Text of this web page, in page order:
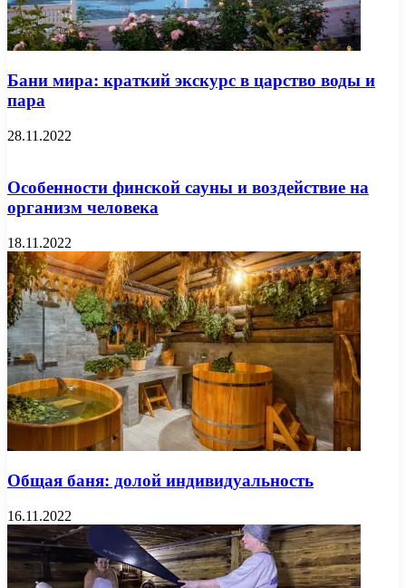
Бани мира: краткий экскурс в царство воды и
пара
28.11.2022
Особенности финской сауны и воздействие на
организм человека
18.11.2022
Общая баня: долой индивидуальность
16.11.2022